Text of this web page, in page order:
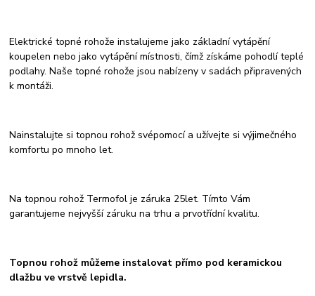
Elektrické topné rohože instalujeme jako základní vytápění
koupelen nebo jako vytápění místnosti, čímž získáme pohodlí teplé
podlahy. Naše topné rohože jsou nabízeny v sadách připravených
k montáži.
Nainstalujte si topnou rohož svépomocí a užívejte si výjimečného
komfortu po mnoho let.
Na topnou rohož Termofol je záruka 25let. Tímto Vám
garantujeme nejvyšší záruku na trhu a prvotřídní kvalitu.
Topnou rohož můžeme instalovat přímo pod keramickou
dlažbu ve vrstvě lepidla.